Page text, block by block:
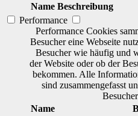
Name Beschreibung
Performance
Performance Cookies
Besucher eine Webseite
Besucher wie häufig und
der Website oder ob der
bekommen. Alle
sind zusammengefasst
Name